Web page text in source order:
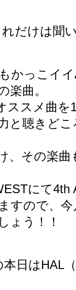
だけは聞
かっこイ
楽曲。
ススメ曲を
と聴きど
、その楽曲
にて4th
すので、
ょう！！
日はHAL